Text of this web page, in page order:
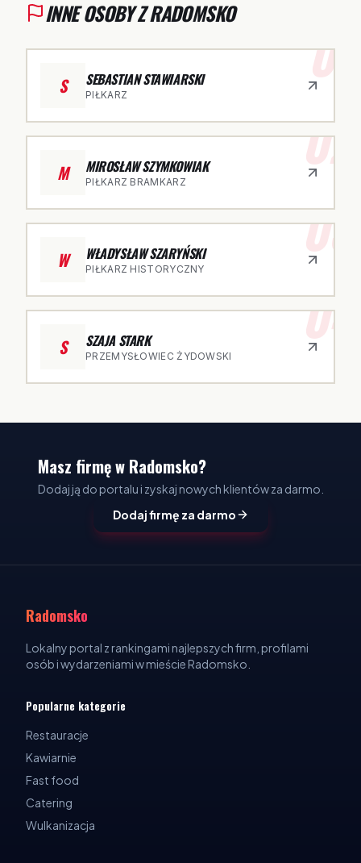
INNE OSOBY Z RADOMSKO
01
S SEBASTIAN STAWIARSKI
PIŁKARZ
02
M MIROSŁAW SZYMKOWIAK
PIŁKARZ BRAMKARZ
03
W WŁADYSŁAW SZARYŃSKI
PIŁKARZ HISTORYCZNY
04
S SZAJA STARK
PRZEMYSŁOWIEC ŻYDOWSKI
Masz firmę w Radomsko?
Dodaj ją do portalu i zyskaj nowych klientów za darmo.
Dodaj firmę za darmo
Radomsko
Lokalny portal z rankingami najlepszych firm, profilami
osób i wydarzeniami w mieście Radomsko.
Popularne kategorie
Restauracje
Kawiarnie
Fast food
Catering
Wulkanizacja